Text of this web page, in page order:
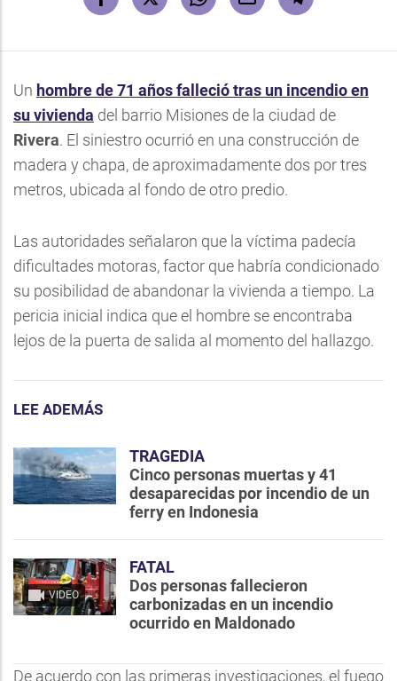
Un hombre de 71 años falleció tras un incendio en
su vivienda del barrio Misiones de la ciudad de
Rivera. El siniestro ocurrió en una construcción de
madera y chapa, de aproximadamente dos por tres
metros, ubicada al fondo de otro predio.
Las autoridades señalaron que la víctima padecía
dificultades motoras, factor que habría condicionado
su posibilidad de abandonar la vivienda a tiempo. La
pericia inicial indica que el hombre se encontraba
lejos de la puerta de salida al momento del hallazgo.
LEE ADEMÁS
TRAGEDIA
Cinco personas muertas y 41
desaparecidas por incendio de un
ferry en Indonesia
VIDEO
FATAL
Dos personas fallecieron
carbonizadas en un incendio
ocurrido en Maldonado
De acuerdo con las primeras investigaciones, el fuego